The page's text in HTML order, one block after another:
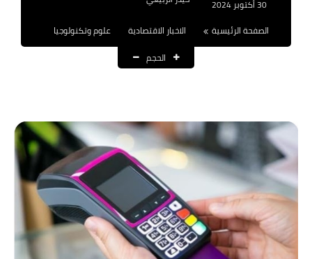
العقود والاجور اليومية
القروض والسلف
المنح المالية
قطع الاراضي
اخبار العراق
30 أكتوبر 2024
الصفحة الرئيسية
الاخبار الاقتصادية
علوم وتكنولوجيا
الحجم